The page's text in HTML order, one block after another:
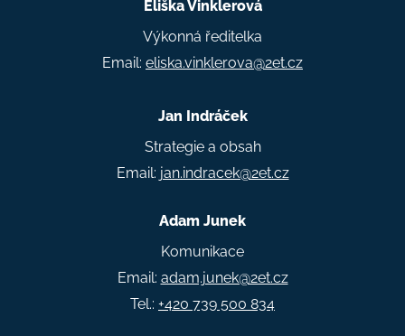
Eliška Vinklerová
Výkonná ředitelka
Email: eliska.vinklerova@2et.cz
Jan Indráček
Strategie a obsah
Email: jan.indracek@2et.cz
Adam Junek
Komunikace
Email: adam.junek@2et.cz
Tel.: +420 739 500 834